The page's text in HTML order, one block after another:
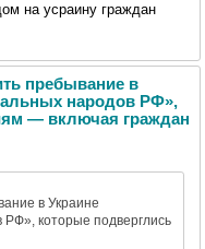
на усраину граждан
пребывание в
народов РФ»,
— включая граждан
в Украине
которые подверглись